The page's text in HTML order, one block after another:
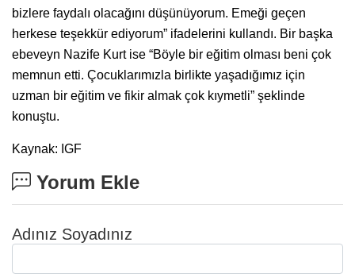
bizlere faydalı olacağını düşünüyorum. Emeği geçen
herkese teşekkür ediyorum” ifadelerini kullandı. Bir başka
ebeveyn Nazife Kurt ise “Böyle bir eğitim olması beni çok
memnun etti. Çocuklarımızla birlikte yaşadığımız için
uzman bir eğitim ve fikir almak çok kıymetli” şeklinde
konuştu.
Kaynak: IGF
Yorum Ekle
Adınız Soyadınız